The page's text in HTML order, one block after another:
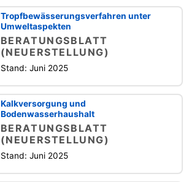
Tropfbewässerungsverfahren unter
Umweltaspekten
BERATUNGSBLATT
(NEUERSTELLUNG)
Stand: Juni 2025
Kalkversorgung und
Bodenwasserhaushalt
BERATUNGSBLATT
(NEUERSTELLUNG)
Stand: Juni 2025